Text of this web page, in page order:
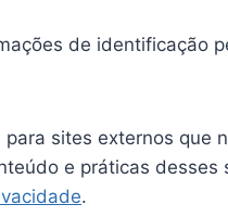
de identificação
sites externos que
e práticas
.